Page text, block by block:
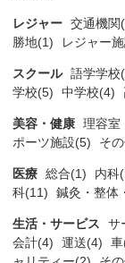
レジャー 交通機関
勝地(1)
レジャー
スクール 語学学校
学校(5)
中学校(4)
美容・健康 理容室
ポーツ施設(5)
そ
医療 総合(1) 内科
科(11)
鍼灸・整体
生活・サービス サ
会計(4)
運送(4)